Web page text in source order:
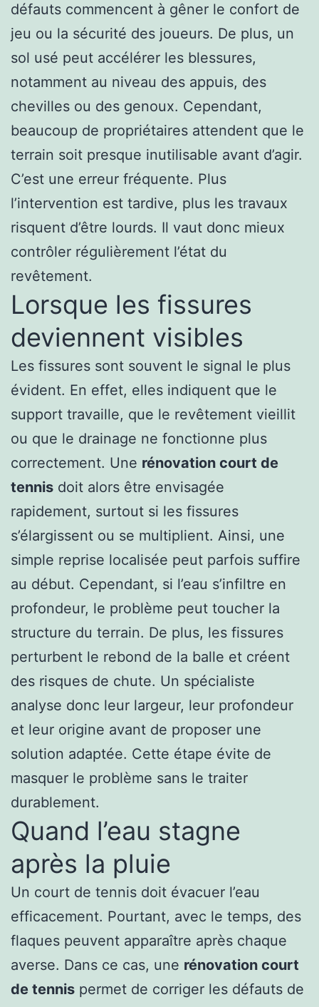
défauts commencent à gêner le confort de
jeu ou la sécurité des joueurs. De plus, un
sol usé peut accélérer les blessures,
notamment au niveau des appuis, des
chevilles ou des genoux. Cependant,
beaucoup de propriétaires attendent que le
terrain soit presque inutilisable avant d’agir.
C’est une erreur fréquente. Plus
l’intervention est tardive, plus les travaux
risquent d’être lourds. Il vaut donc mieux
contrôler régulièrement l’état du
revêtement.
Lorsque les fissures
deviennent visibles
Les fissures sont souvent le signal le plus
évident. En effet, elles indiquent que le
support travaille, que le revêtement vieillit
ou que le drainage ne fonctionne plus
correctement. Une rénovation court de
tennis doit alors être envisagée
rapidement, surtout si les fissures
s’élargissent ou se multiplient. Ainsi, une
simple reprise localisée peut parfois suffire
au début. Cependant, si l’eau s’infiltre en
profondeur, le problème peut toucher la
structure du terrain. De plus, les fissures
perturbent le rebond de la balle et créent
des risques de chute. Un spécialiste
analyse donc leur largeur, leur profondeur
et leur origine avant de proposer une
solution adaptée. Cette étape évite de
masquer le problème sans le traiter
durablement.
Quand l’eau stagne
après la pluie
Un court de tennis doit évacuer l’eau
efficacement. Pourtant, avec le temps, des
flaques peuvent apparaître après chaque
averse. Dans ce cas, une rénovation court
de tennis permet de corriger les défauts de